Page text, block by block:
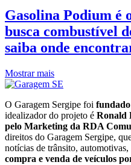
Gasolina Podium é
busca combustível
saiba onde
Mostrar mais
O Garagem Sergipe foi fundado
idealizador do projeto é Ronald
pelo Marketing da RDA
direitos do Garagem Sergipe,
notícias de trânsito,
compra e venda de veículos